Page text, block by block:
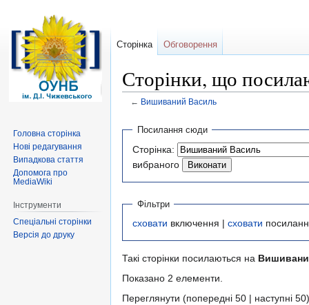
Сторінки, що
← Вишиваний Василь
Перейти
навігації
Перейти
пошуку
Посилання сюди
Сторінка:
вибраного
Фільтри
сховати включення | сховати
Такі сторінки посилаються на
Показано 2 елементи.
Переглянути (попередні 50 | наступні
Сторінка Обговорення
Головна сторінка
Нові редагування
Випадкова стаття
Допомога про
MediaWiki
Інструменти
Спеціальні сторінки
Версія до друку